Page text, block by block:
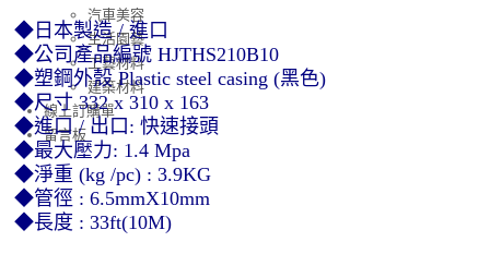
汽車美容
生活園藝
工藝材料
建築材料
線上訂購單
留言板
◆日本製造/進口
◆公司產品編號 HJTHS210B10
◆塑鋼外殼Plastic steel casing (黑色)
◆尺寸332 x 310 x 163
◆進口/ 出口: 快速接頭
◆最大壓力: 1.4 Mpa
◆淨重 (kg /pc) : 3.9KG
◆管徑 : 6.5mmX10mm
◆長度 : 33ft(10M)